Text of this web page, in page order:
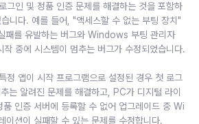
인 및 정품 인증 문제를 해결하는 것을 포함하
니다. 예를 들어, "액세스할 수 없는 부팅 장치"
패를 유발하는 버그와 Windows 부팅 관리자
작 중에 시스템이 멈추는 버그가 수정되었습니다.
정 앱이 시작 프로그램으로 설정된 경우 첫 로그
알려진 문제를 해결하고, PC가 디지털 라이
인증 서버에 등록할 수 없어 업그레이드 중 Wi
션이 실패할 수 있는 문제를 수정합니다.